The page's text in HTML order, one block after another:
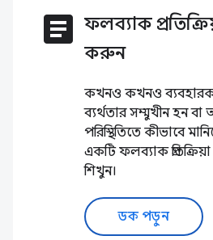
article ফলব্যাক
করুন
কখনও কখনও
ব্যর্থতার সম্মুখীন হন
পরিস্থিতিতে কীভাবে
একটি ফলব্যাক
শিখুন।
ডক পড়ুন